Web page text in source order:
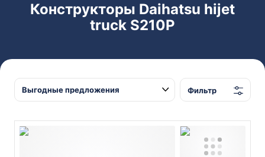
Конструкторы Daihatsu hijet
truck S210P
Фильтр